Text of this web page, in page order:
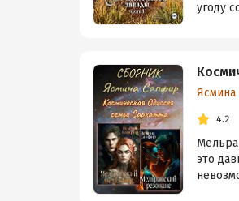
угоду
4.2
это